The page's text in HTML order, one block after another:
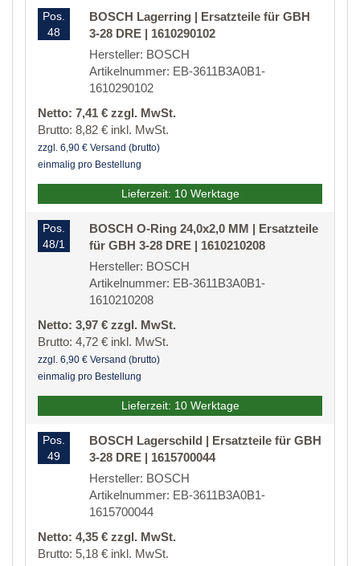
Pos.
48
BOSCH Lagerring | Ersatzteile für GBH
3-28 DRE | 1610290102
Hersteller: BOSCH
Artikelnummer: EB-3611B3A0B1-
1610290102
Netto: 7,41 € zzgl. MwSt.
Brutto: 8,82 € inkl. MwSt.
zzgl. 6,90 € Versand (brutto)
einmalig pro Bestellung
Lieferzeit: 10 Werktage
Pos.
48/1
BOSCH O-Ring 24,0x2,0 MM | Ersatzteile
für GBH 3-28 DRE | 1610210208
Hersteller: BOSCH
Artikelnummer: EB-3611B3A0B1-
1610210208
Netto: 3,97 € zzgl. MwSt.
Brutto: 4,72 € inkl. MwSt.
zzgl. 6,90 € Versand (brutto)
einmalig pro Bestellung
Lieferzeit: 10 Werktage
Pos.
49
BOSCH Lagerschild | Ersatzteile für GBH
3-28 DRE | 1615700044
Hersteller: BOSCH
Artikelnummer: EB-3611B3A0B1-
1615700044
Netto: 4,35 € zzgl. MwSt.
Brutto: 5,18 € inkl. MwSt.